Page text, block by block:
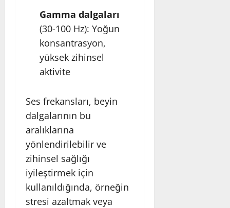
Gamma dalgaları
(30-100 Hz): Yoğun
konsantrasyon,
yüksek zihinsel
aktivite
Ses frekansları, beyin
dalgalarının bu
aralıklarına
yönlendirilebilir ve
zihinsel sağlığı
iyileştirmek için
kullanıldığında, örneğin
stresi azaltmak veya